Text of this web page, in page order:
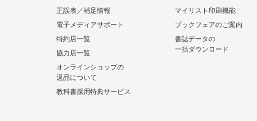
正誤表／補足情報
電子メディアサポート
特約店一覧
協力店一覧
オンラインショップの
返品について
教科書採用特典サービス
マイリスト印刷機能
ブックフェアのご案内
書誌データの
一括ダウンロード